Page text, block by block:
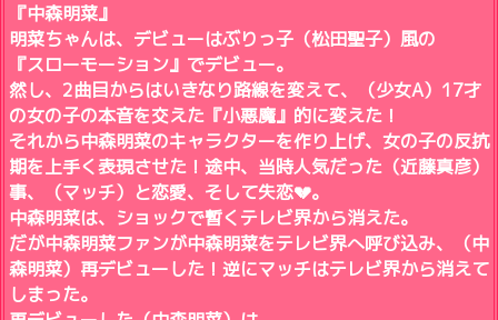
『中森明菜』
明菜ちゃんは、デビューはぶりっ子（松田聖子）風の
『スローモーション』でデビュー。
然し、2曲目からはいきなり路線を変えて、（少女A）17才
の女の子の本音を交えた『小悪魔』的に変えた！
それから中森明菜のキャラクターを作り上げ、女の子の反抗
期を上手く表現させた！途中、当時人気だった（近藤真彦）
事、（マッチ）と恋愛、そして失恋💔。
中森明菜は、ショックで暫くテレビ界から消えた。
だが中森明菜ファンが中森明菜をテレビ界へ呼び込み、（中
森明菜）再デビューした！逆にマッチはテレビ界から消えて
しまった。